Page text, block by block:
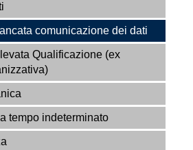
comunicazione dei dati
Qualificazione (ex
tempo indeterminato